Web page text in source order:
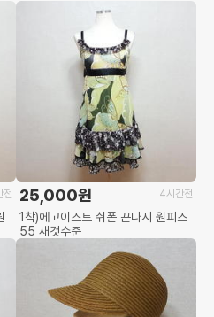
전 4시간전
25,000원
1착)에고이스트 쉬폰 끈나시 원피스
55 새것수준